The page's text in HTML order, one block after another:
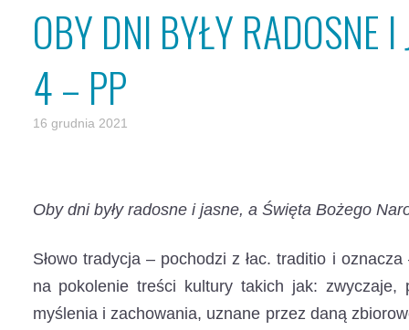
OBY DNI BYŁY RADOSNE I
4 – PP
16 grudnia 2021
Oby dni były radosne i jasne, a Święta Bożego
Słowo tradycja – pochodzi z łac. traditio i
na pokolenie treści kultury takich jak: zwyczaje,
myślenia i zachowania, uznane przez daną